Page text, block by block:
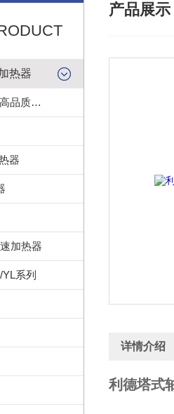
热器
利德NIEDOX系列高品质轴承加热器
器
加热器
系列
产品展示
详情介绍
利德塔式